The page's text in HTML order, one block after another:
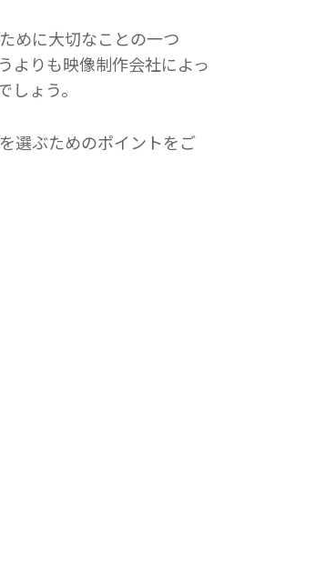
めに大切なことの一つ
よりも映像制作会社によっ
ょう。
選ぶためのポイントをご